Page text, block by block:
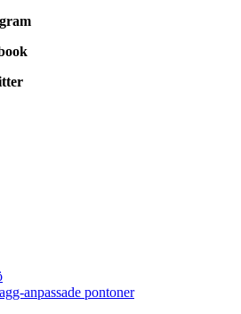
anpassade pontoner